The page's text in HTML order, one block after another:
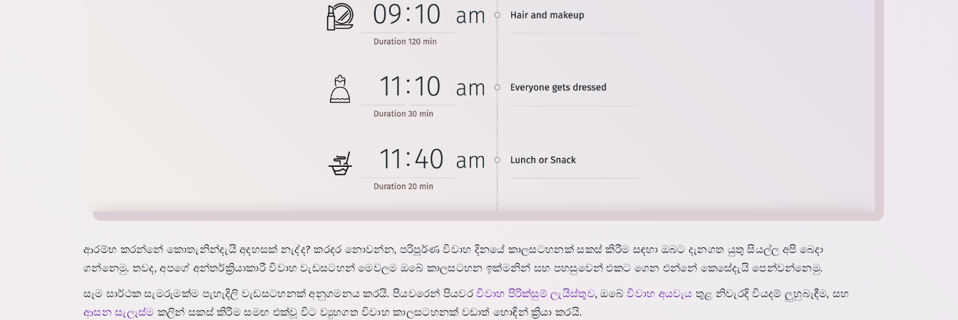
ආරම්භ කරන්නේ කොතැනින්දැයි අදහසක් නැද්ද? කරදර නොවන්න, පරිපූර්ණ විවාහ දිනයේ කාලසටහනක් සකස් කිරීම සඳහා ඔබට දැනගත යුතු සියල්ල අපි බෙදා
ගන්නෙමු. තවද, අපගේ අන්තර්ක්‍රියාකාරී විවාහ වැඩසටහන් මෙවලම ඔබේ කාලසටහන ඉක්මනින් සහ පහසුවෙන් එකට ගෙන එන්නේ කෙසේදැයි පෙන්වන්නෙමු.
සෑම සාර්ථක සැමරුමක්ම පැහැදිලි වැඩසටහනක් අනුගමනය කරයි. පියවරෙන් පියවරවිවාහ පිරික්සුම් ලැයිස්තුව, ඔබේවිවාහ අයවැය තුළ නිවැරදි වියදම් ලුහුබැඳීම, සහ
ආසන සැලැස්ම කලින් සකස් කිරීම සමඟ එක්වූ විට ව්‍යුහගත විවාහ කාලසටහනක් වඩාත් හොඳින් ක්‍රියා කරයි.